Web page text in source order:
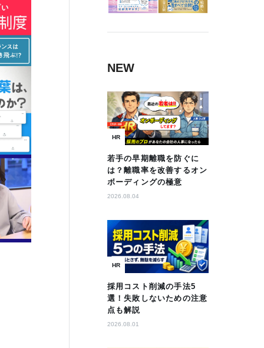
NEW
HR
若手の早期離職を防ぐに
は？離職率を改善するオン
ボーディングの極意
2026.08.04
HR
採用コスト削減の手法5
選！失敗しないための注意
点も解説
2026.08.01